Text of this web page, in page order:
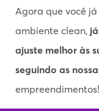
Agora que você
ambiente clean,
ajuste melhor às
seguindo as
empreendimentos!